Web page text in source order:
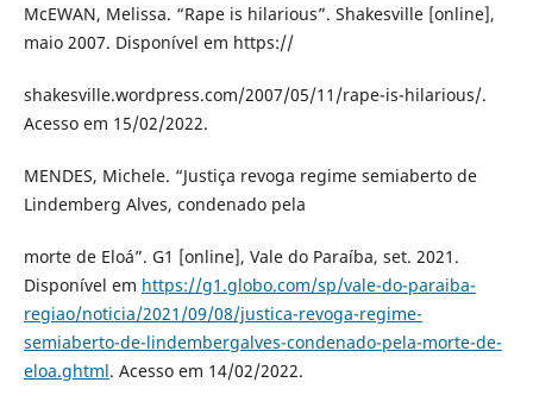
McEWAN, Melissa. “Rape is hilarious”. Shakesville [online],
maio 2007. Disponível em https://
shakesville.wordpress.com/2007/05/11/rape-is-hilarious/.
Acesso em 15/02/2022.
MENDES, Michele. “Justiça revoga regime semiaberto de
Lindemberg Alves, condenado pela
morte de Eloá”. G1 [online], Vale do Paraíba, set. 2021.
Disponível em https://g1.globo.com/sp/vale-do-paraiba-
regiao/noticia/2021/09/08/justica-revoga-regime-
semiaberto-de-lindembergalves-condenado-pela-morte-de-
eloa.ghtml. Acesso em 14/02/2022.